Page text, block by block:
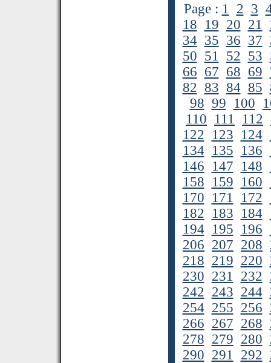
Page : 1 2 3
18 19 20 21
34 35 36 37
50 51 52 53
66 67 68 69
82 83 84 85
98 99 100
110 111 112
122 123 124
134 135 136
146 147 148
158 159 160
170 171 172
182 183 184
194 195 196
206 207 208
218 219 220
230 231 232
242 243 244
254 255 256
266 267 268
278 279 280
290 291 292